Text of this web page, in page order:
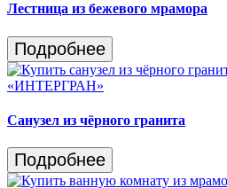
Лестница из бежевого мрамора
Подробнее
Санузел из чёрного гранита
Подробнее